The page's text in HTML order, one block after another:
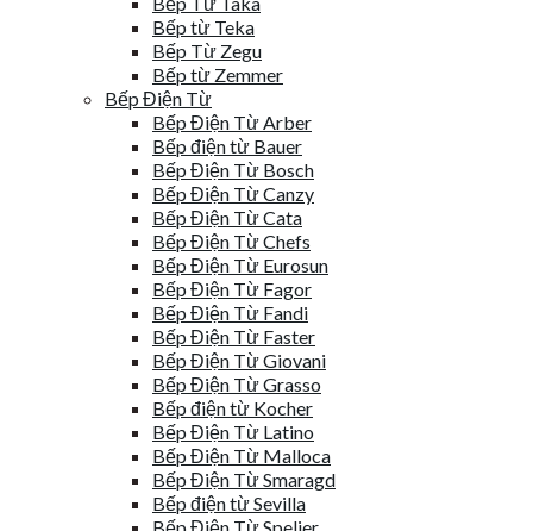
Bếp từ Teka
Bếp Từ Zegu
Bếp từ Zemmer
Bếp Điện Từ
Bếp Điện Từ Arber
Bếp điện từ Bauer
Bếp Điện Từ Bosch
Bếp Điện Từ Canzy
Bếp Điện Từ Cata
Bếp Điện Từ Chefs
Bếp Điện Từ Eurosun
Bếp Điện Từ Fagor
Bếp Điện Từ Fandi
Bếp Điện Từ Faster
Bếp Điện Từ Giovani
Bếp Điện Từ Grasso
Bếp điện từ Kocher
Bếp Điện Từ Latino
Bếp Điện Từ Malloca
Bếp Điện Từ Smaragd
Bếp điện từ Sevilla